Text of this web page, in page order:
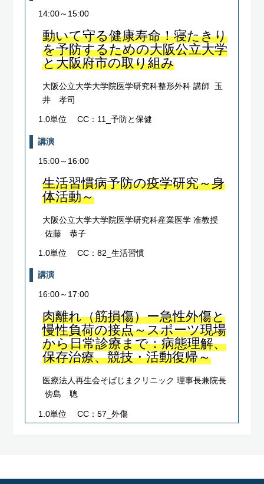
14:00～15:00
動いて守る健康寿命！寝たきり
を予防するための大阪公立大学
と大阪府市の取り組み
大阪公立大学大学院医学研究科整形外科 講師 玉
井 孝司
1.0単位 CC：11_予防と保健
講演
15:00～16:00
生活習慣病予防の疫学研究～身
体活動～
大阪公立大学大学院医学研究科産業医学 准教授
佐藤 恭子
1.0単位 CC：82_生活習慣
講演
16:00～17:00
肉離れ（筋損傷）ー急性外傷と
慢性負荷の接点～スポーツ現場
から日常診療まで：病態理解、
保存治療、競技・活動復帰～
医療法人再生会そばじまクリニック 理事長兼院長
傍島 聰
1.0単位 CC：57_外傷